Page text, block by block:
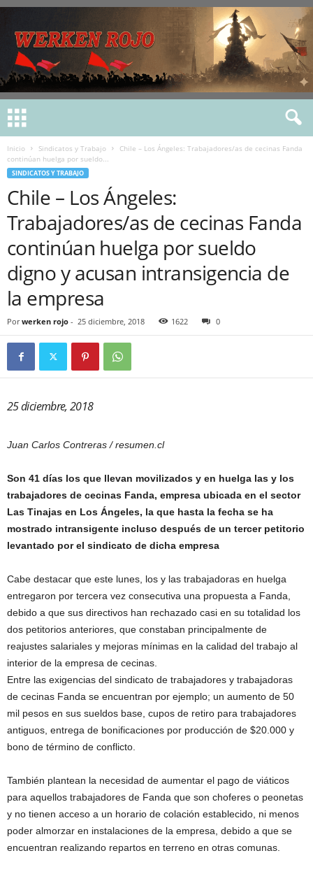
Inicio Sindicatos y Trabajo
Chile – Los Ángeles: Trabajadores/as de cecinas Fanda
continúan huelga por sueldo...
SINDICATOS Y TRABAJO
Chile – Los Ángeles:
Trabajadores/as de cecinas Fanda
continúan huelga por sueldo
digno y acusan intransigencia de
la empresa
Por werken rojo - 25 diciembre, 2018 1622 0
25 diciembre, 2018
Juan Carlos Contreras / resumen.cl
Son 41 días los que llevan movilizados y en huelga las y los
trabajadores de cecinas Fanda, empresa ubicada en el sector
Las Tinajas en Los Ángeles, la que hasta la fecha se ha
mostrado intransigente incluso después de un tercer petitorio
levantado por el sindicato de dicha empresa
Cabe destacar que este lunes, los y las trabajadoras en huelga
entregaron por tercera vez consecutiva una propuesta a Fanda,
debido a que sus directivos han rechazado casi en su totalidad los
dos petitorios anteriores, que constaban principalmente de
reajustes salariales y mejoras mínimas en la calidad del trabajo al
interior de la empresa de cecinas.
Entre las exigencias del sindicato de trabajadores y trabajadoras
de cecinas Fanda se encuentran por ejemplo; un aumento de 50
mil pesos en sus sueldos base, cupos de retiro para trabajadores
antiguos, entrega de bonificaciones por producción de $20.000 y
bono de término de conflicto.
También plantean la necesidad de aumentar el pago de viáticos
para aquellos trabajadores de Fanda que son choferes o peonetas
y no tienen acceso a un horario de colación establecido, ni menos
poder almorzar en instalaciones de la empresa, debido a que se
encuentran realizando repartos en terreno en otras comunas.